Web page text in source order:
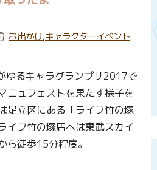
カテゴリー:
お出かけ,キャラクターイベント
ゆるキャラグランプリ2017で
ニュフェストを果たす様子を
足立区にある「ライフ竹の塚
イフ竹の塚店へは東武スカイ
ら徒歩15分程度。